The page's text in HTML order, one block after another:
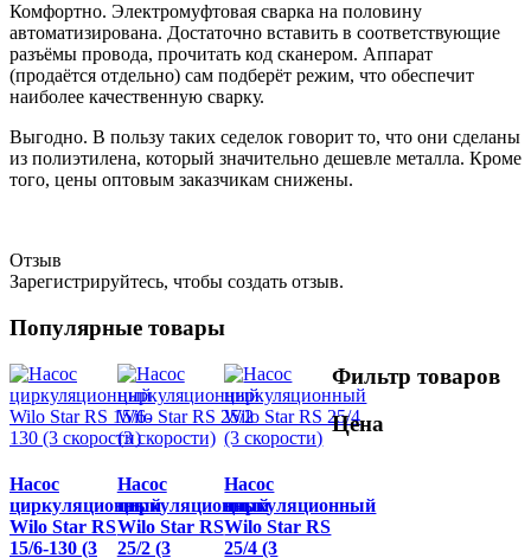
Комфортно. Электромуфтовая сварка на половину
автоматизирована. Достаточно вставить в соответствующие
разъёмы провода, прочитать код сканером. Аппарат
(продаётся отдельно) сам подберёт режим, что обеспечит
наиболее качественную сварку.
Выгодно. В пользу таких седелок говорит то, что они сделаны
из полиэтилена, который значительно дешевле металла. Кроме
того, цены оптовым заказчикам снижены.
Отзыв
Зарегистрируйтесь, чтобы создать отзыв.
Популярные товары
Насос
циркуляционный
Wilo Star RS
15/6-130 (3
Насос
циркуляционный
Wilo Star RS
25/2 (3
Насос
циркуляционный
Wilo Star RS
25/4 (3
Фильтр товаров
Цена